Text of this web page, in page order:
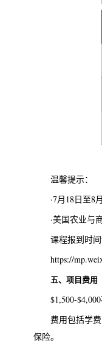
温馨提示：
·7月18日至8
·美国农业与
课程报到时
https://
五、项目费用
$1,500-
费用包括学
保险。